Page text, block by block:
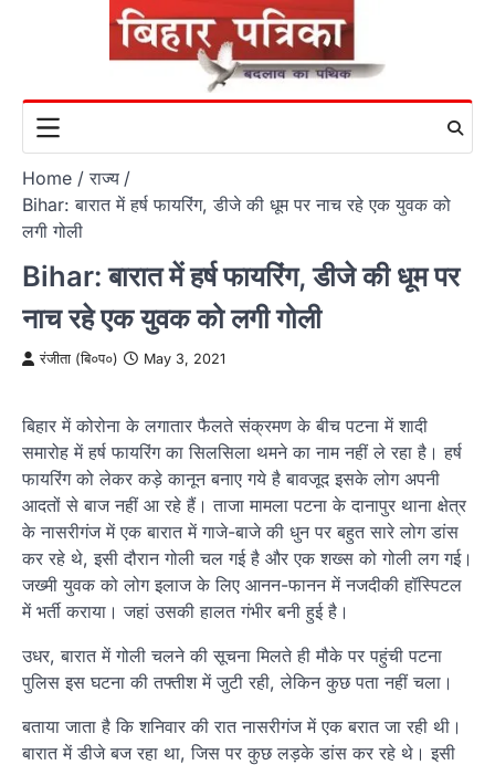
Home
राज्य
Bihar: बारात में हर्ष फायरिंग, डीजे की धूम पर नाच रहे एक युवक को
लगी गोली
Bihar: बारात में हर्ष फायरिंग, डीजे की धूम पर
नाच रहे एक युवक को लगी गोली
रंजीता (बि०प०) May 3, 2021
बिहार में कोरोना के लगातार फैलते संक्रमण के बीच पटना में शादी
समारोह में हर्ष फायरिंग का सिलसिला थमने का नाम नहीं ले रहा है। हर्ष
फायरिंग को लेकर कड़े कानून बनाए गये है बावजूद इसके लोग अपनी
आदतों से बाज नहीं आ रहे हैं। ताजा मामला पटना के दानापुर थाना क्षेत्र
के नासरीगंज में एक बारात में गाजे-बाजे की धुन पर बहुत सारे लोग डांस
कर रहे थे, इसी दौरान गोली चल गई है और एक शख्स को गोली लग गई।
जख्मी युवक को लोग इलाज के लिए आनन-फानन में नजदीकी हॉस्पिटल
में भर्ती कराया। जहां उसकी हालत गंभीर बनी हुई है।
उधर, बारात में गोली चलने की सूचना मिलते ही मौके पर पहुंची पटना
पुलिस इस घटना की तफ्तीश में जुटी रही, लेकिन कुछ पता नहीं चला।
बताया जाता है कि शनिवार की रात नासरीगंज में एक बरात जा रही थी।
बारात में डीजे बज रहा था, जिस पर कुछ लड़के डांस कर रहे थे। इसी